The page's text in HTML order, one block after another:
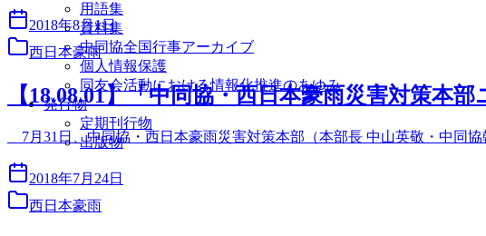
用語集
資料集
中同協全国行事アーカイブ
個人情報保護
同友会活動における情報化推進のあゆみ
発行物
定期刊行物
出版物
2018年8月1日
西日本豪雨
【18.08.01】「中同協・西日本豪雨災害対策本
7月31日、中同協・西日本豪雨災害対策本部（本部長 中山英敬・中同
2018年7月24日
西日本豪雨